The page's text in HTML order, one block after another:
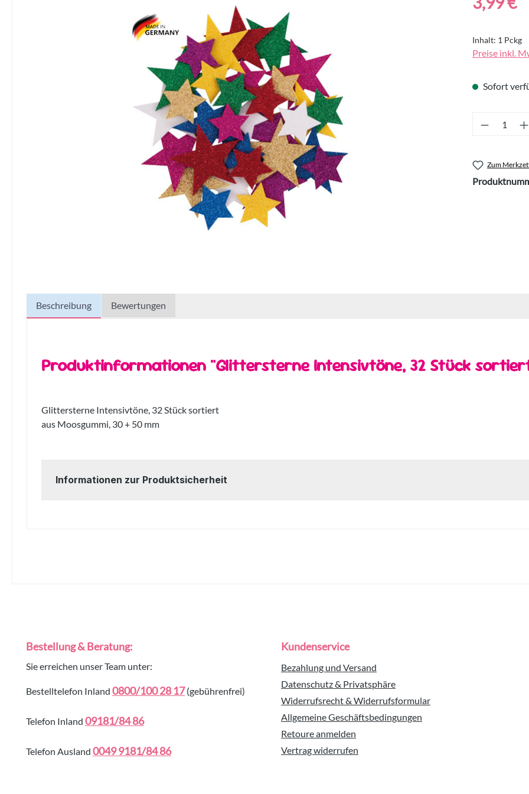
Inhalt: 1 Pckg
Preise inkl.
Sofort
Zum
Beschreibung Bewertungen
Produktinformationen "Glittersterne Intensivtöne, 32 Stück
Glittersterne Intensivtöne, 32 Stück sortiert
aus Moosgummi, 30 + 50 mm
Informationen zur Produktsicherheit
Bestellung & Beratung:
Sie erreichen unser Team unter:
Bestelltelefon Inland 0800/100 28 17(gebührenfrei)
Telefon Inland 09181/84 86
Telefon Ausland 0049 9181/84 86
Kundenservice
Bezahlung und Versand
Datenschutz & Privatsphäre
Widerrufsrecht & Widerrufsformular
Allgemeine Geschäftsbedingungen
Retoure anmelden
Vertrag widerrufen